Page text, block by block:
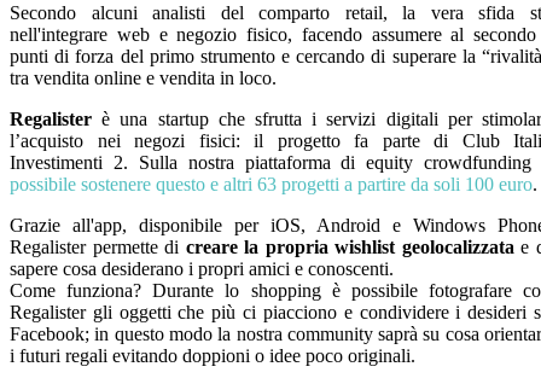
Secondo alcuni analisti del comparto retail, la vera sfida
nell'integrare web e negozio fisico, facendo assumere al
punti di forza del primo strumento e cercando di superare la
tra vendita online e vendita in loco.
Regalister è una startup che sfrutta i servizi digitali per
l’acquisto nei negozi fisici: il progetto fa parte di Club
Investimenti 2. Sulla nostra piattaforma di equity crowdfunding
possibile sostenere questo e altri 63 progetti a partire da soli 100 euro.
Grazie all'app, disponibile per iOS, Android e Windows
Regalister permette di creare la propria wishlist geolocalizzata e
sapere cosa desiderano i propri amici e conoscenti.
Come funziona? Durante lo shopping è possibile fotografare
Regalister gli oggetti che più ci piacciono e condividere i desideri
Facebook; in questo modo la nostra community saprà su cosa
i futuri regali evitando doppioni o idee poco originali.